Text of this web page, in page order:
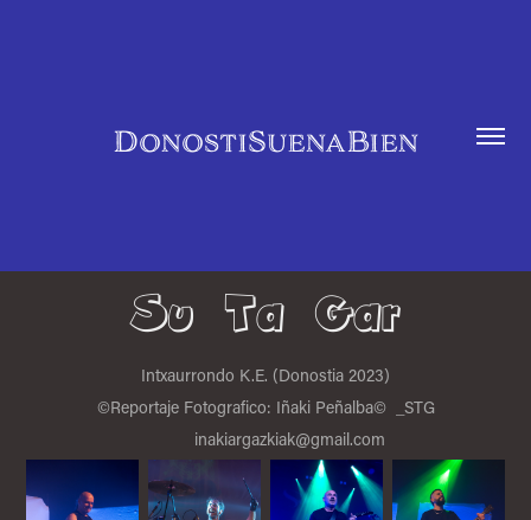
DonostiSuenaBien
Su  Ta  Gar
Intxaurrondo K.E. (Donostia 2023)
©Reportaje Fotografico: Iñaki Peñalba© _STG
inakiargazkiak@gmail.com